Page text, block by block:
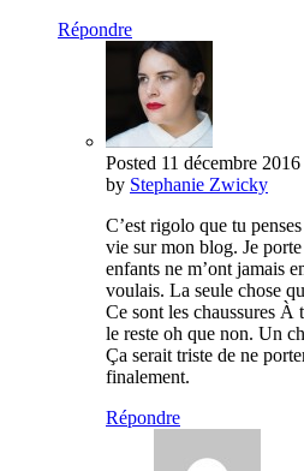
Répondre
Posted 11 décembre 2016
by Stephanie Zwicky
C’est rigolo que tu
vie sur mon blog. Je
enfants ne m’ont jamais
voulais. La seule chose
Ce sont les chaussures À
le reste oh que non. Un
Ça serait triste de ne
finalement.
Répondre